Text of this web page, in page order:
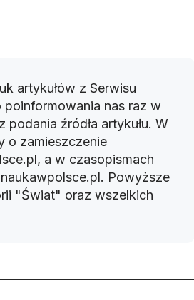
artykułów z Serwisu
nas raz w
źródła artykułu. W
o zamieszczenie
a w czasopismach
Powyższe
"Świat" oraz wszelkich